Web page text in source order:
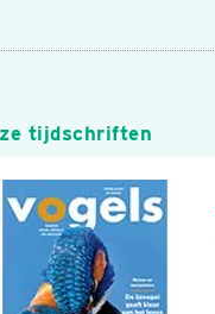
tijdschriften